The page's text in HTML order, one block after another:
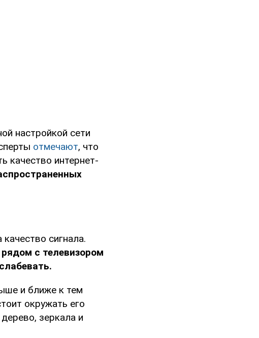
настройкой сети
отмечают, что
качество интернет-
сигнала.
с телевизором
и ближе к тем
окружать его
зеркала и